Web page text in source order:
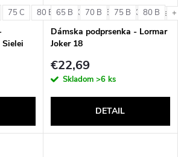
75 C 80 B 80 C 85 B 85 C +
65 B 70 B 75 B 80 B
Dámska podprsenka - Lormar
Joker 18
€22,69
Skladom >6 ks
DETAIL